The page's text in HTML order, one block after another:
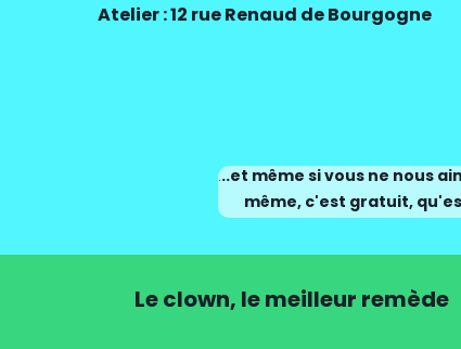
Atelier : 12 rue Renaud de Bourgogne
...et même si vous ne nous
même, c'est gratuit,
Le clown, le meilleur remède